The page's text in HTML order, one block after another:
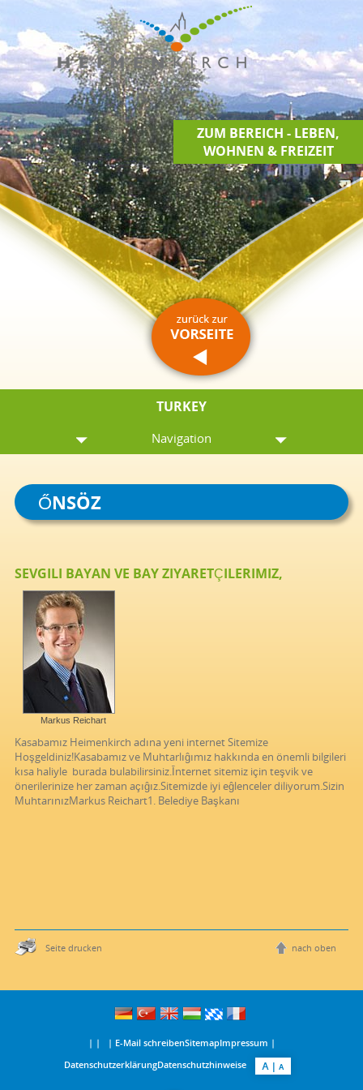
ZUM BEREICH - LEBEN,
WOHNEN & FREIZEIT
TURKEY
Navigation
ŐNSÖZ
SEVGILI BAYAN VE BAY ZIYARETÇILERIMIZ,
Markus Reichart
Kasabamız Heimenkirch adına yeni internet Sitemize
Hoşgeldiniz!Kasabamız ve Muhtarlıĝımız hakkında en önemli bilgileri
kısa haliyle burada bulabilirsiniz.Īnternet sitemiz için teşvik ve
önerilerinize her zaman açıĝız.Sitemizde iyi eĝlenceler diliyorum.Sizin
MuhtarınızMarkus Reichart1. Belediye Başkanı
Seite drucken nach oben
| | | E-Mail schreibenSitemapImpressum |
DatenschutzerklärungDatenschutzhinweise